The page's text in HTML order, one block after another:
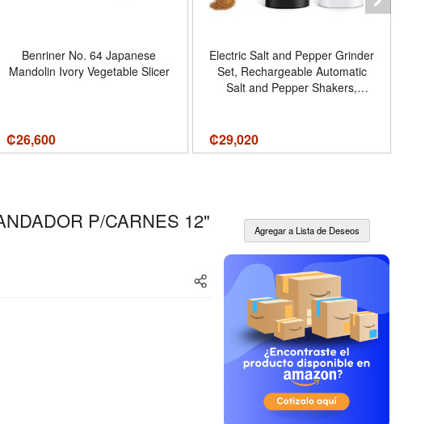
Benriner No. 64 Japanese
Mandolin Ivory Vegetable Slicer
₡26,600
Electric Salt and Pepper Grinder
Set, Rechargeable Automatic
Salt and Pepper Shakers,
Appliances Gifts for Mom -
Color BlackWhite
₡29,020
P/CARNES 12"